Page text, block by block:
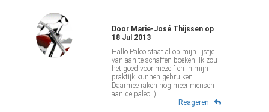
DoorMarie-José Thijssenop
18 Jul 2013
Hallo Paleo staat al op mijn lijstje
van aan te schaffen boeken. Ik zou
het goed voor mezelf en in mijn
praktijk kunnen gebruiken.
Daarmee raken nog meer mensen
aan de paleo :)
Reageren